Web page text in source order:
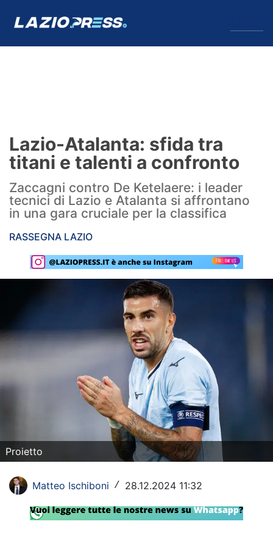
Formello
Infortuni
Primavera
Calciomercato
Lazio Women
Calcio
Champions League
Altri Sport
Formula 1
Tennis
Lazio-Atalanta: sfida tra
titani e talenti a confronto
Zaccagni contro De Ketelaere: i leader
tecnici di Lazio e Atalanta si affrontano
in una gara cruciale per la classifica
RASSEGNA LAZIO
Proietto
Matteo Ischiboni / 28.12.2024 11:32